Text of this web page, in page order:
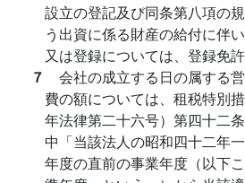
設立の登記及び同条第八項の
う出資に係る財産の給付に伴
又は登録については、登録免許
７ 会社の成立する日の属する
費の額については、租税特別
年法律第二十六号）第四十二
中「当該法人の昭和四十二年
年度の直前の事業年度（以下